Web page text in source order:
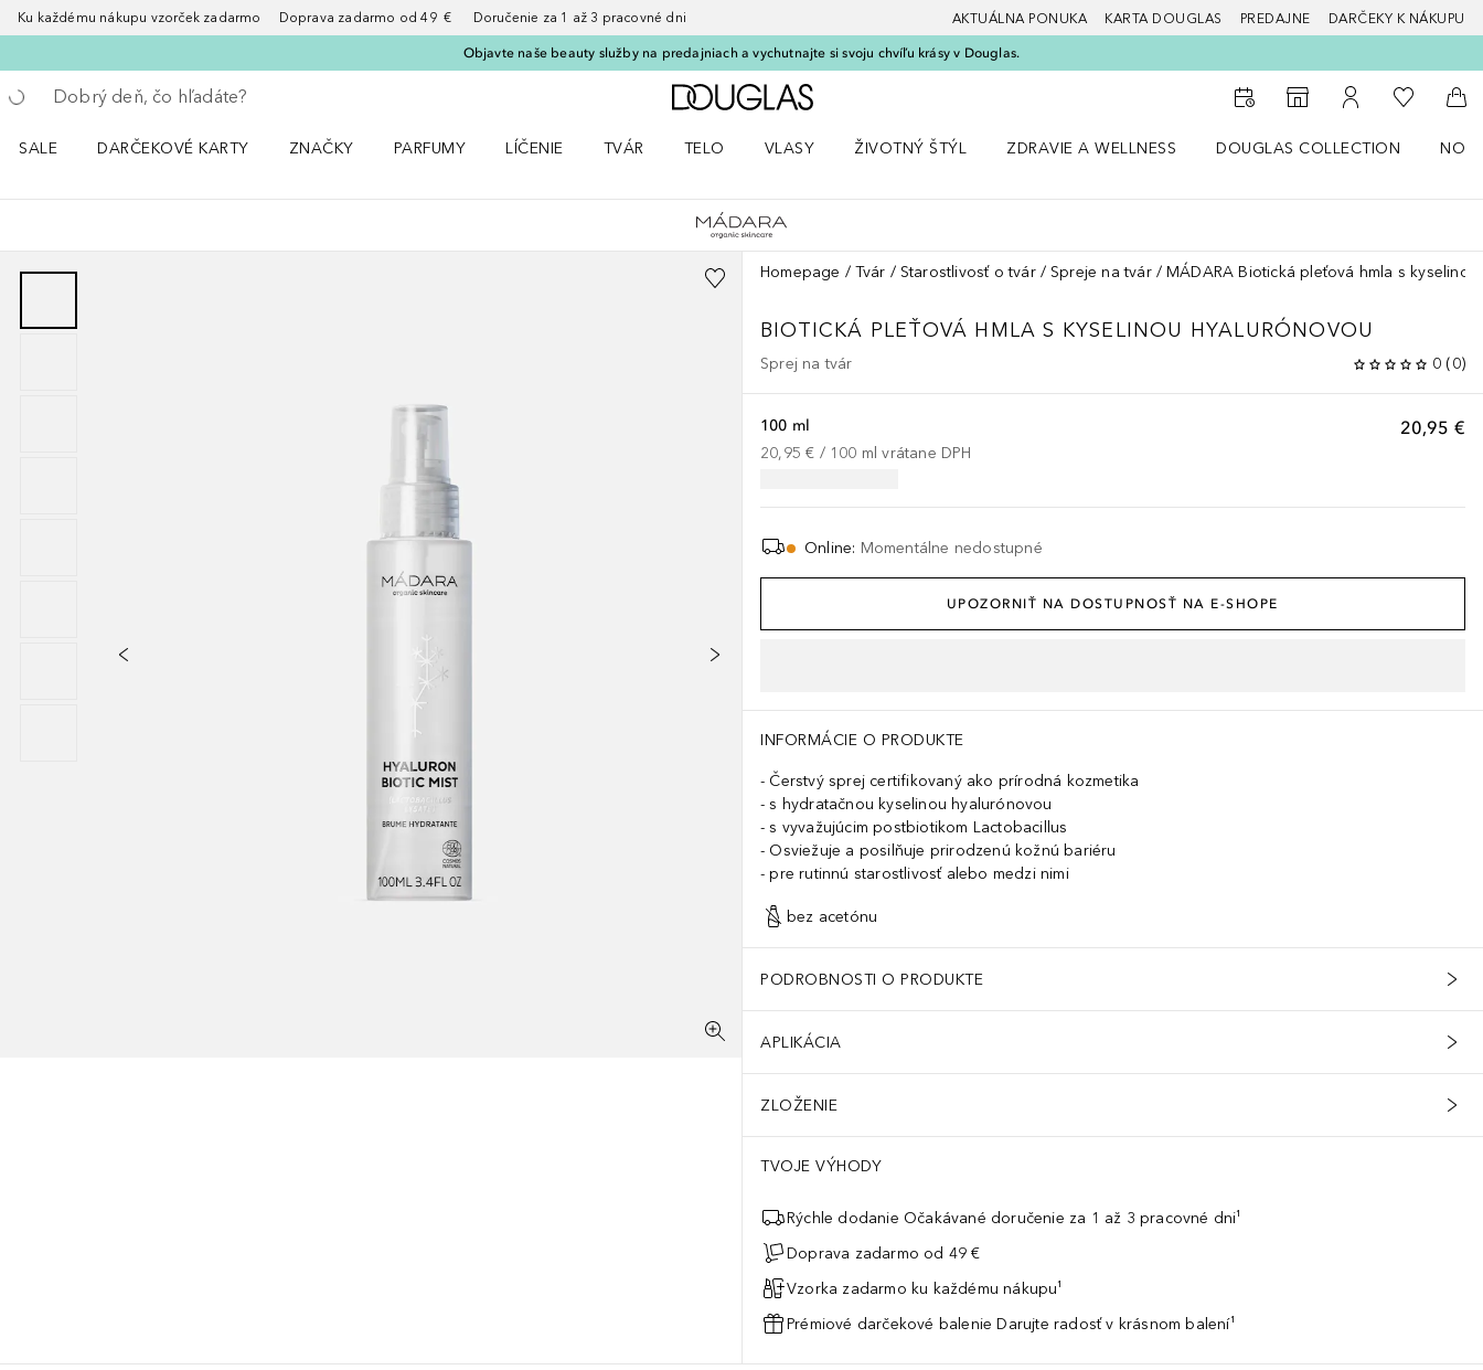
Ku každému nákupu vzorček zadarmo Doprava zadarmo od 49 € Doručenie za 1 až 3 pracovné dni AKTUÁLNA PONUKA KARTA DOUGLAS PREDAJNE DARČEKY K NÁKUPU
Objavte naše beauty služby na predajniach a vychutnajte si svoju chvíľu krásy v Douglas.
Choď späť
Vykonajte vyhľadávanie
Domov
Do vyhľadávača predajní
Do môjho účtu
Do môjho
Do
SALE
DARČEKOVÉ KARTY
ZNAČKY
PARFUMY
LÍČENIE
TVÁR
TELO
VLASY
ŽIVOTNÝ ŠTÝL
ZDRAVIE A WELLNESS
DOUGLAS COLLECTION
Homepage Tvár Starostlivosť o tvár Spreje na tvár MÁDARA Biotická pleťová hmla s
BIOTICKÁ PLEŤOVÁ HMLA S KYSELINOU HYALURÓNOVOU
Sprej na tvár 0 (0)
20,95 €
100 ml
20,95 € / 100 ml vrátane DPH
Online: Momentálne nedostupné
UPOZORNIŤ NA DOSTUPNOSŤ NA E-SHOPE
INFORMÁCIE O PRODUKTE
Čerstvý sprej certifikovaný ako prírodná kozmetika
s hydratačnou kyselinou hyalurónovou
s vyvažujúcim postbiotikom Lactobacillus
Osviežuje a posilňuje prirodzenú kožnú bariéru
pre rutinnú starostlivosť alebo medzi nimi
bez acetónu
PODROBNOSTI O PRODUKTE
APLIKÁCIA
ZLOŽENIE
TVOJE VÝHODY
Rýchle dodanie Očakávané doručenie za 1 až 3 pracovné dni¹
Doprava zadarmo od 49 €
Vzorka zadarmo ku každému nákupu¹
Prémiové darčekové balenie Darujte radosť v krásnom balení¹